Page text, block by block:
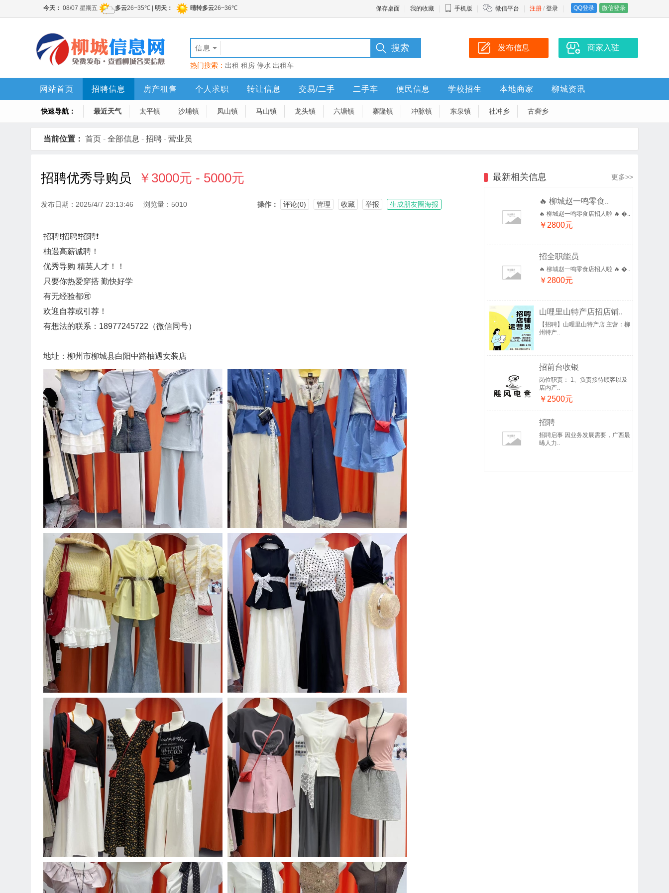
保存桌面 我的收藏 手机版 微信平台 注册 / 登录 QQ登录 微信登录
信息
热门搜索： 出租 租房 停水 出租车
发布信息 商家入驻
网站首页 招聘信息 房产租售 个人求职 转让信息 交易/二手 二手车 便民信息 学校招生 本地商家 柳城资讯
快速导航： 最近天气 太平镇 沙埔镇 凤山镇 马山镇 龙头镇 六塘镇 寨隆镇 冲脉镇 东泉镇 社冲乡 古砦乡
当前位置： 首页 - 全部信息 - 招聘 - 营业员
招聘优秀导购员 ￥3000元 - 5000元
发布日期：2025/4/7 23:13:46 浏览量：5010 操作： 评论(0) 管理 收藏 举报 生成朋友圈海报
招聘❗️招聘❗️招聘❗️
柚遇高薪诚聘！
优秀导购 精英人才！！
只要你热爱穿搭 勤快好学
有无经验都🉑
欢迎自荐或引荐！
有想法的联系：18977245722（微信同号）
地址：柳州市柳城县白阳中路柚遇女装店
最新相关信息 更多>>
🔥 柳城赵一鸣零食..
🔥 柳城赵一鸣零食店招人啦 🔥 �..
￥2800元
招全职能员
🔥 柳城赵一鸣零食店招人啦 🔥 �..
￥2800元
山哩里山特产店招店铺..
【招聘】山哩里山特产店 主营：柳
州特产..
招前台收银
岗位职责： 1、负责接待顾客以及
店内产..
￥2500元
招聘
招聘启事 因业务发展需要，广西晨
晞人力..